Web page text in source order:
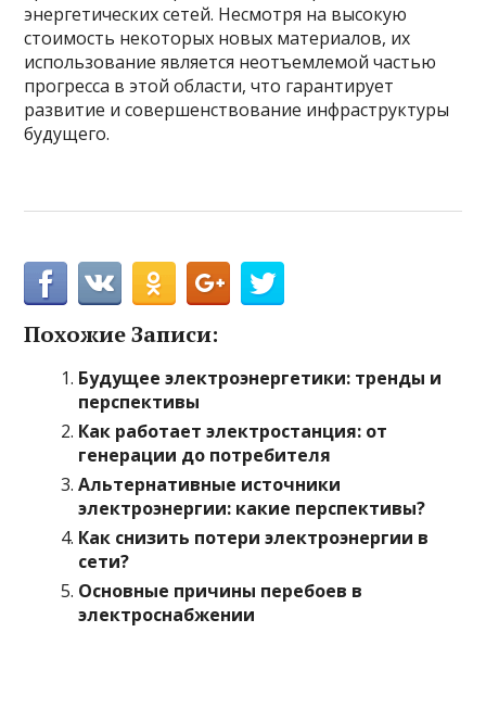
энергетических сетей. Несмотря на высокую
стоимость некоторых новых материалов, их
использование является неотъемлемой частью
прогресса в этой области, что гарантирует
развитие и совершенствование инфраструктуры
будущего.
Похожие Записи:
Будущее электроэнергетики: тренды и
перспективы
Как работает электростанция: от
генерации до потребителя
Альтернативные источники
электроэнергии: какие перспективы?
Как снизить потери электроэнергии в
сети?
Основные причины перебоев в
электроснабжении